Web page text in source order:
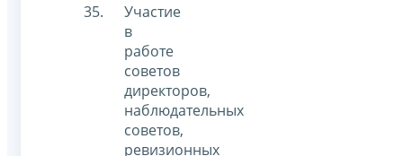
Участие
в
работе
советов
директоров,
наблюдательных
советов,
ревизионных